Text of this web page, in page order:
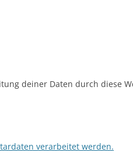
deiner Daten durch diese
verarbeitet werden.